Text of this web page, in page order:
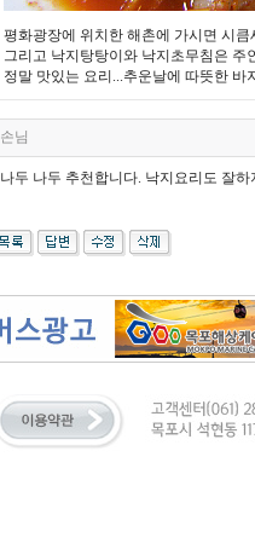
평화광장에 위치한 해촌에 가시면 시
그리고 낙지탕탕이와 낙지초무침은 주
정말 맛있는 요리...추운날에 따뜻한 바
손님
나두 나두 추천합니다. 낙지요리도 잘